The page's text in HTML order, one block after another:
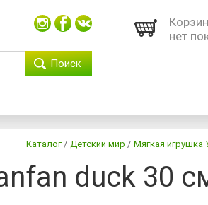
Поиск
нет
Каталог / Детский мир / Мягкая игрушка
duck 30